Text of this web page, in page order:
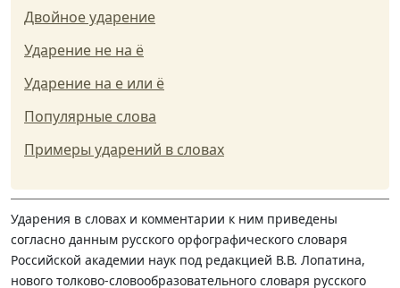
Двойное ударение
Ударение не на ё
Ударение на е или ё
Популярные слова
Примеры ударений в словах
Ударения в словах и комментарии к ним приведены
согласно данным русского орфографического словаря
Российской академии наук под редакцией В.В. Лопатина,
нового толково-словообразовательного словаря русского